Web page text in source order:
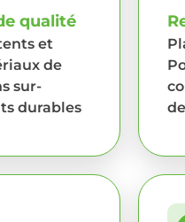
qualité
et
de
sur-
durables